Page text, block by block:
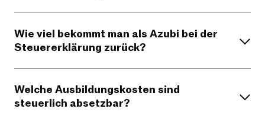
Wie viel bekommt man als Azubi bei der
Steuererklärung zurück?
Welche Ausbildungskosten sind
steuerlich absetzbar?